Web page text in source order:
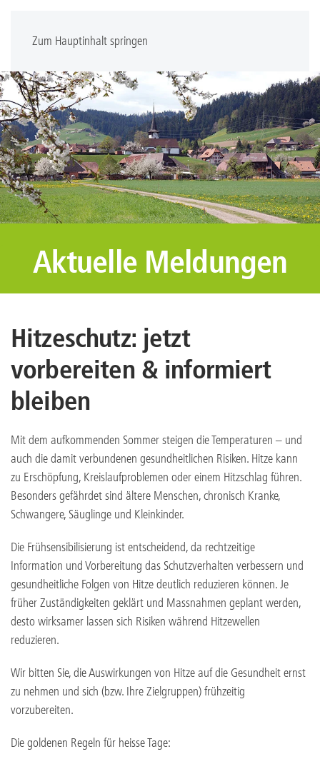
Zum Hauptinhalt springen
Aktuelle Meldungen
Hitzeschutz: jetzt
vorbereiten & informiert
bleiben
Mit dem aufkommenden Sommer steigen die Temperaturen – und
auch die damit verbundenen gesundheitlichen Risiken. Hitze kann
zu Erschöpfung, Kreislaufproblemen oder einem Hitzschlag führen.
Besonders gefährdet sind ältere Menschen, chronisch Kranke,
Schwangere, Säuglinge und Kleinkinder.
Die Frühsensibilisierung ist entscheidend, da rechtzeitige
Information und Vorbereitung das Schutzverhalten verbessern und
gesundheitliche Folgen von Hitze deutlich reduzieren können. Je
früher Zuständigkeiten geklärt und Massnahmen geplant werden,
desto wirksamer lassen sich Risiken während Hitzewellen
reduzieren.
Wir bitten Sie, die Auswirkungen von Hitze auf die Gesundheit ernst
zu nehmen und sich (bzw. Ihre Zielgruppen) frühzeitig
vorzubereiten.
Die goldenen Regeln für heisse Tage: